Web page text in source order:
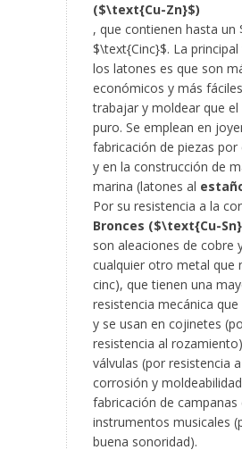
($\text{Cu-Zn}$)
, que contienen hasta un
$\text{Cinc}$. La
los latones es que son
económicos y más
trabajar y moldear que el
puro. Se emplean en
fabricación de piezas por
y en la construcción de
marina (latones al
Por su resistencia a la
Bronces ($\text{Cu-
son aleaciones de cobre
cualquier otro metal que
cinc), que tienen una
resistencia mecánica
y se usan en cojinetes
resistencia al
válvulas (por resistencia
corrosión y
fabricación de campanas
instrumentos musicales
buena sonoridad).